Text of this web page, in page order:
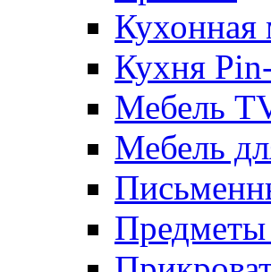
Кухонная
Кухня
Мебель
Мебель
Предметы